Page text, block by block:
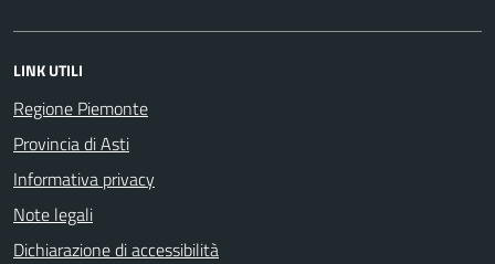
LINK UTILI
Regione Piemonte
Provincia di Asti
Informativa privacy
Note legali
Dichiarazione di accessibilità